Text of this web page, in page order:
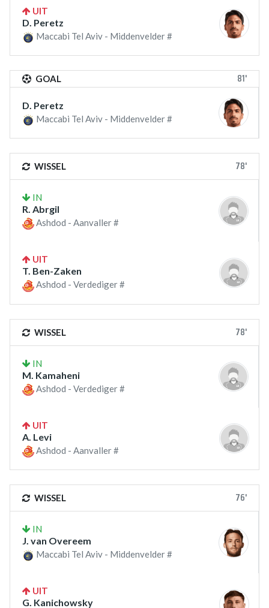
UIT
D. Peretz
Maccabi Tel Aviv - Middenvelder #
GOAL 81'
D. Peretz
Maccabi Tel Aviv - Middenvelder #
WISSEL 78'
IN
R. Abrgil
Ashdod - Aanvaller #
UIT
T. Ben-Zaken
Ashdod - Verdediger #
WISSEL 78'
IN
M. Kamaheni
Ashdod - Verdediger #
UIT
A. Levi
Ashdod - Aanvaller #
WISSEL 76'
IN
J. van Overeem
Maccabi Tel Aviv - Middenvelder #
UIT
G. Kanichowsky